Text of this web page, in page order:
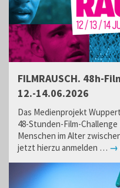
FILMRAUSCH. 48h-
12.-14.06.2026
Das Medienprojekt
48-Stunden-Film-
Menschen im Alter
jetzt hierzu anmelden … →